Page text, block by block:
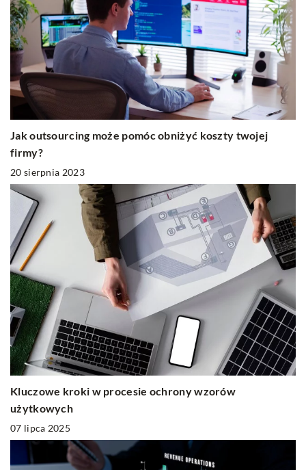
Jak outsourcing może pomóc obniżyć koszty twojej
firmy?
20 sierpnia 2023
Kluczowe kroki w procesie ochrony wzorów
użytkowych
07 lipca 2025